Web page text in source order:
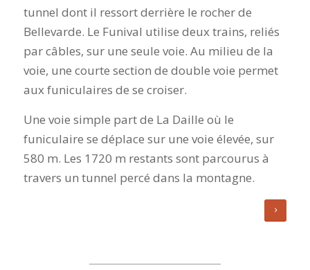
tunnel dont il ressort derrière le rocher de
Bellevarde. Le Funival utilise deux trains, reliés
par câbles, sur une seule voie. Au milieu de la
voie, une courte section de double voie permet
aux funiculaires de se croiser.
Une voie simple part de La Daille où le
funiculaire se déplace sur une voie élevée, sur
580 m. Les 1720 m restants sont parcourus à
travers un tunnel percé dans la montagne.